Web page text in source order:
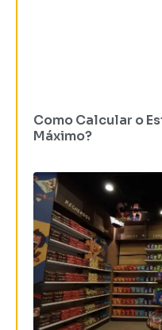
Como Calcular o
Máximo?